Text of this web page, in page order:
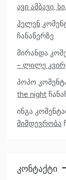
ავი ამბავი,
ჰელენ
ჩანაწერზე
მირანდა
– ლილე
პოპო
the night
ინგა
მიმდევრობა
Კონტაქტი